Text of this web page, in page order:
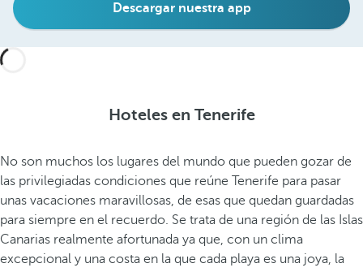
Descargar nuestra app
Hoteles en Tenerife
No son muchos los lugares del mundo que pueden gozar de
las privilegiadas condiciones que reúne Tenerife para pasar
unas vacaciones maravillosas, de esas que quedan guardadas
para siempre en el recuerdo. Se trata de una región de las Islas
Canarias realmente afortunada ya que, con un clima
excepcional y una costa en la que cada playa es una joya, la